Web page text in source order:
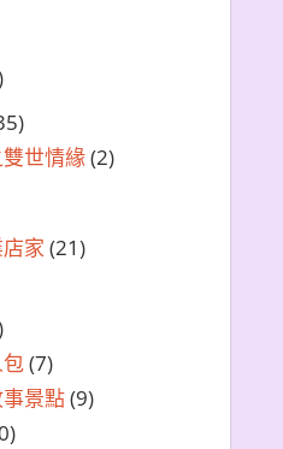
世情緣(2)
家 (21)
(7)
景點(9)